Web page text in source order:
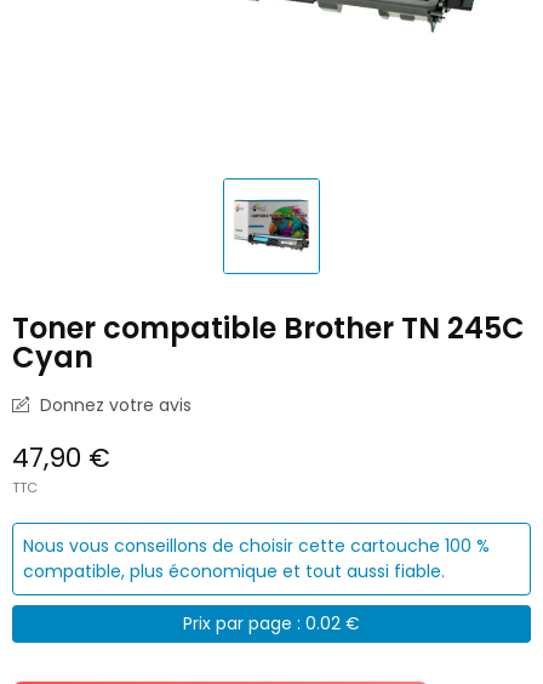
Toner compatible Brother TN 245C
Cyan
Donnez votre avis
47,90 €
TTC
Nous vous conseillons de choisir cette cartouche 100 %
compatible, plus économique et tout aussi fiable.
Prix par page : 0.02 €